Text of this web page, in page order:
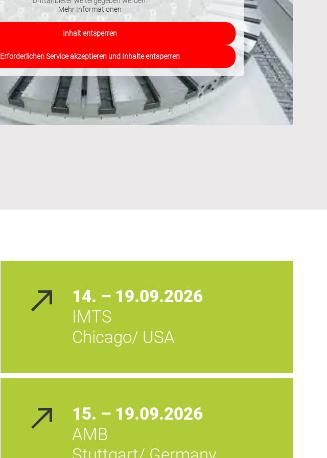
Mehr Informationen
Inhalt entsperren
Erforderlichen Service akzeptieren und Inhalte entsperren
14. – 19.09.2026
IMTS
Chicago/ USA
15. – 19.09.2026
AMB